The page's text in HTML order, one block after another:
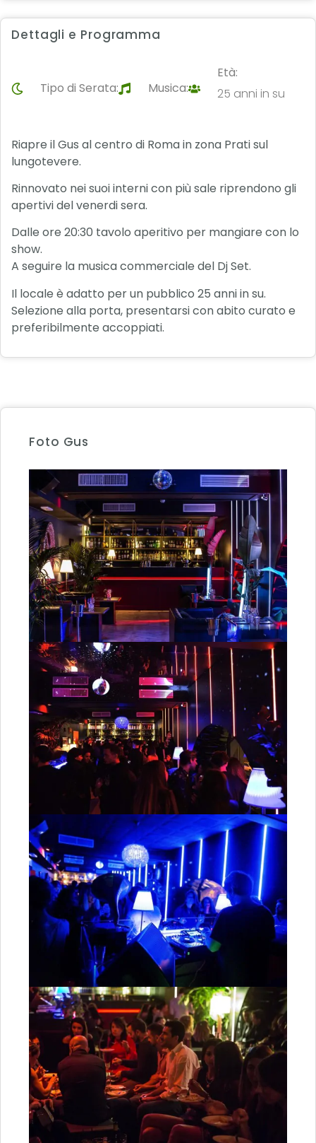
Dettagli e Programma
Tipo di Serata: Musica:
Età:
25 anni in su
Riapre il Gus al centro di Roma in zona Prati sul
lungotevere.
Rinnovato nei suoi interni con più sale riprendono gli
apertivi del venerdi sera.
Dalle ore 20:30 tavolo aperitivo per mangiare con lo
show.
A seguire la musica commerciale del Dj Set.
Il locale è adatto per un pubblico 25 anni in su.
Selezione alla porta, presentarsi con abito curato e
preferibilmente accoppiati.
Foto Gus